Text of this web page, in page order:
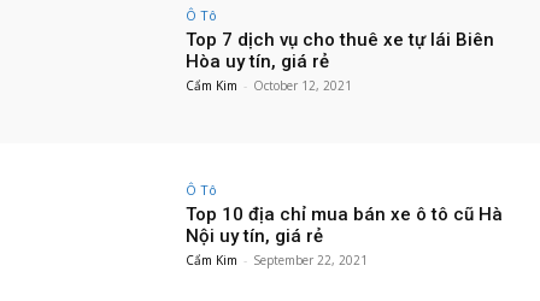
Ô Tô
Top 7 dịch vụ cho thuê xe tự lái Biên
Hòa uy tín, giá rẻ
Cẩm Kim - October 12, 2021
Ô Tô
Top 10 địa chỉ mua bán xe ô tô cũ Hà
Nội uy tín, giá rẻ
Cẩm Kim - September 22, 2021